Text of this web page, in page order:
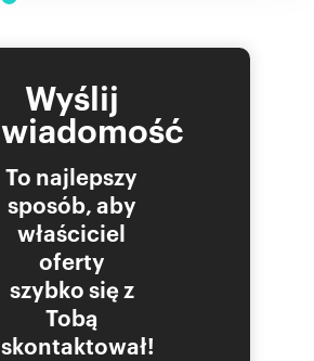
Wyślij
wiadomość
To najlepszy
sposób, aby
właściciel
oferty
szybko się z
Tobą
skontaktował!